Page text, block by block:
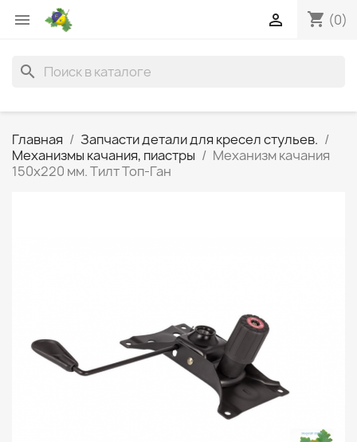
 shopping_cart (0)

search
Главная
Запчасти детали для кресел стульев.
Механизмы качания, пиастры
Механизм качания
150х220 мм. Тилт Топ-Ган